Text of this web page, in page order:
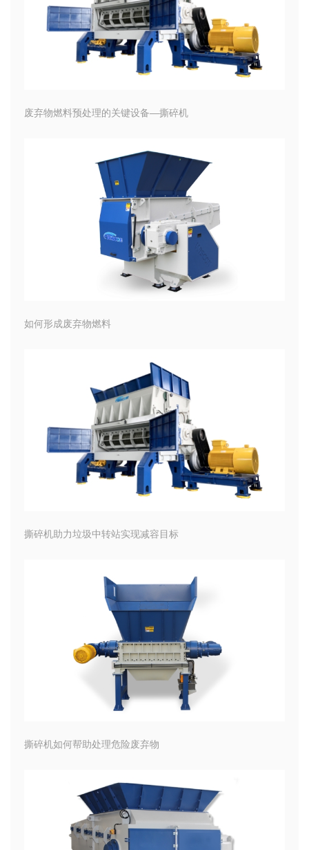
废弃物燃料预处理的关键设备—撕碎机
如何形成废弃物燃料
撕碎机助力垃圾中转站实现减容目标
撕碎机如何帮助处理危险废弃物